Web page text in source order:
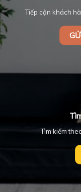
Tiếp cận khách
Tìm kiếm